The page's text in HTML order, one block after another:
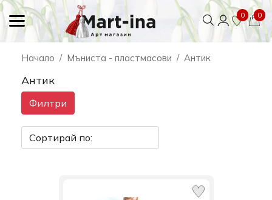
0 0
Начало Мъниста - пластмасови Антик
Антик
Филтри